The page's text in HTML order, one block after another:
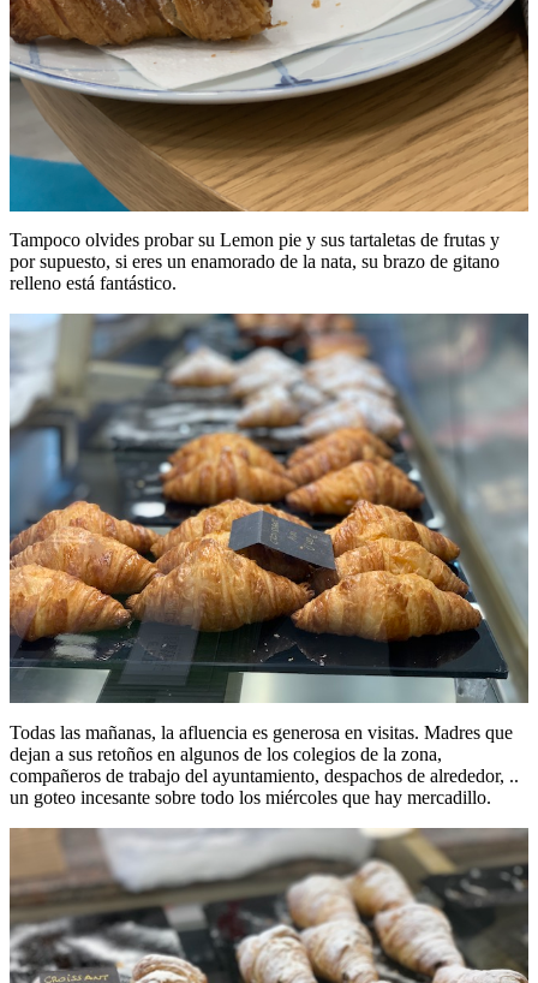
Tampoco olvides probar su Lemon pie y sus tartaletas de frutas y
por supuesto, si eres un enamorado de la nata, su brazo de gitano
relleno está fantástico.
Todas las mañanas, la afluencia es generosa en visitas. Madres que
dejan a sus retoños en algunos de los colegios de la zona,
compañeros de trabajo del ayuntamiento, despachos de alrededor, ..
un goteo incesante sobre todo los miércoles que hay mercadillo.